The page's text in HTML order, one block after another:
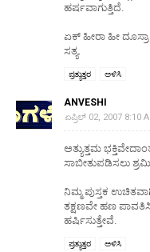
ಹರ್ಷವಾಗುತ್ತಿದೆ.
ಏಕ್ ಹೀರಾ ಹೀ
ಸತ್ಯ.
ಪ್ರತ್ಯುತ್ತರ ಅಳಿಸಿ
ANVESHI
ಏಪ್ರಿಲ್ 02, 2007 8:10
ಅತ್ಯುತ್ತಮ
ಸಾಬೀತುಪಡಿಸಲು
ನಿಮ್ಮ ಪುಸ್ತಕ
ತಕ್ಷಣವೇ ಹಣ ಪಾವತಿಸಿ
ಹರ್ಷಿಸುತ್ತೇವೆ.
ಪ್ರತ್ಯುತ್ತರ ಅಳಿಸಿ